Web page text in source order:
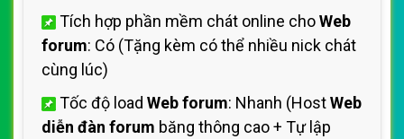
Tích hợp phần mềm chát online choWeb
forum: Có (Tặng kèm có thể nhiều nick chát
cùng lúc)
Tốc độ load Web forum: Nhanh (HostWeb
diễn đàn forum băng thông cao + Tự lập